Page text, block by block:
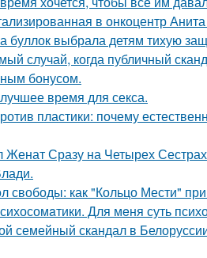
в онкоцентр
буллок выбрала детям тихую
случай, когда публичный
бонусом.
время для секса.
пластики: почему
Сразу на Четырех
свободы: как "Кольцо Мести"
Для мeня суть
семейный скандал в